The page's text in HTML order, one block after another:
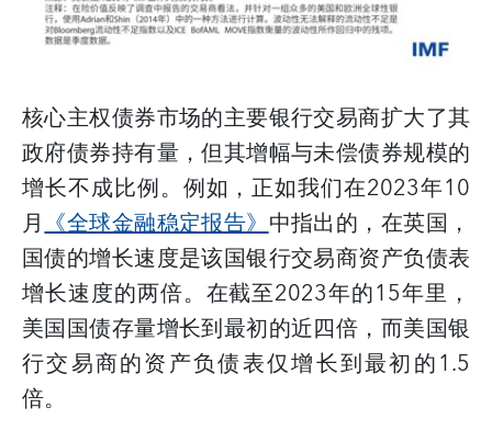
核心主权债券市场的主要银行交易商扩大了其
政府债券持有量，但其增幅与未偿债券规模的
增长不成比例。例如，正如我们在2023年10
月《全球金融稳定报告》中指出的，在英国，
国债的增长速度是该国银行交易商资产负债表
增长速度的两倍。在截至2023年的15年里，
美国国债存量增长到最初的近四倍，而美国银
行交易商的资产负债表仅增长到最初的1.5
倍。